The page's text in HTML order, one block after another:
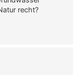
recht?